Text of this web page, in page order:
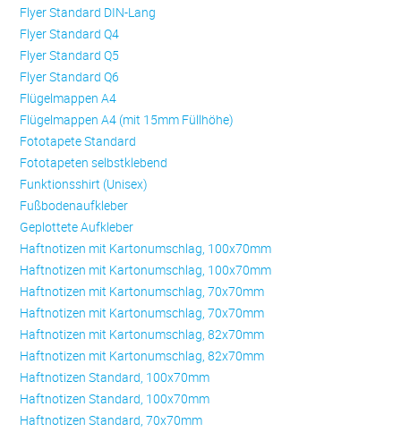
Flyer Standard DIN-Lang
Flyer Standard Q4
Flyer Standard Q5
Flyer Standard Q6
Flügelmappen A4
Flügelmappen A4 (mit 15mm Füllhöhe)
Fototapete Standard
Fototapeten selbstklebend
Funktionsshirt (Unisex)
Fußbodenaufkleber
Geplottete Aufkleber
Haftnotizen mit Kartonumschlag, 100x70mm
Haftnotizen mit Kartonumschlag, 100x70mm
Haftnotizen mit Kartonumschlag, 70x70mm
Haftnotizen mit Kartonumschlag, 70x70mm
Haftnotizen mit Kartonumschlag, 82x70mm
Haftnotizen mit Kartonumschlag, 82x70mm
Haftnotizen Standard, 100x70mm
Haftnotizen Standard, 100x70mm
Haftnotizen Standard, 70x70mm